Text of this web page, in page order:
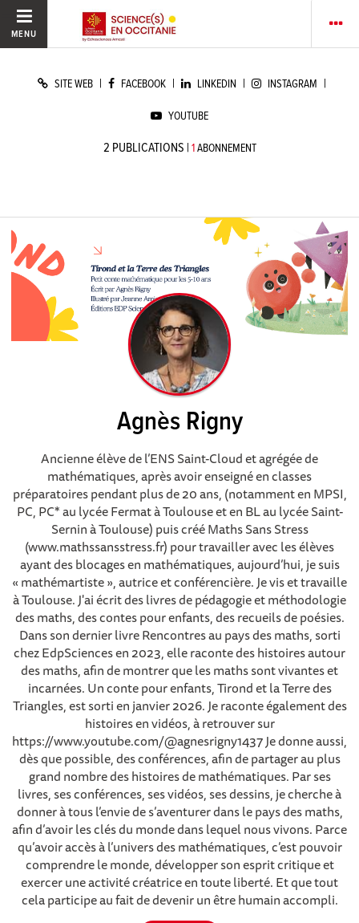
MENU
SITE WEB | FACEBOOK | LINKEDIN | INSTAGRAM |
YOUTUBE
2 PUBLICATIONS | 1ABONNEMENT
Agnès Rigny
Ancienne élève de l’ENS Saint-Cloud et agrégée de
mathématiques, après avoir enseigné en classes
préparatoires pendant plus de 20 ans, (notamment en MPSI,
PC, PC* au lycée Fermat à Toulouse et en BL au lycée Saint-
Sernin à Toulouse) puis créé Maths Sans Stress
(www.mathssansstress.fr) pour travailler avec les élèves
ayant des blocages en mathématiques, aujourd’hui, je suis
« mathémartiste », autrice et conférencière. Je vis et travaille
à Toulouse. J'ai écrit des livres de pédagogie et méthodologie
des maths, des contes pour enfants, des recueils de poésies.
Dans son dernier livre Rencontres au pays des maths, sorti
chez EdpSciences en 2023, elle raconte des histoires autour
des maths, afin de montrer que les maths sont vivantes et
incarnées. Un conte pour enfants, Tirond et la Terre des
Triangles, est sorti en janvier 2026. Je raconte également des
histoires en vidéos, à retrouver sur
https://www.youtube.com/@agnesrigny1437 Je donne aussi,
dès que possible, des conférences, afin de partager au plus
grand nombre des histoires de mathématiques. Par ses
livres, ses conférences, ses vidéos, ses dessins, je cherche à
donner à tous l’envie de s’aventurer dans le pays des maths,
afin d’avoir les clés du monde dans lequel nous vivons. Parce
qu’avoir accès à l’univers des mathématiques, c’est pouvoir
comprendre le monde, développer son esprit critique et
exercer une activité créatrice en toute liberté. Et que tout
cela participe au fait de devenir un être humain accompli.